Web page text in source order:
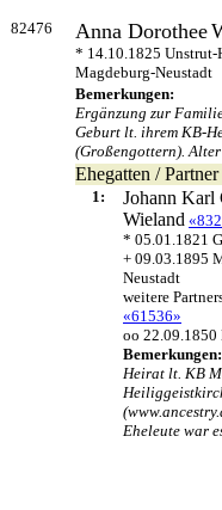
82476 Anna Dorothee
* 14.10.1825 Unstrut-
Magdeburg-Neustadt
Bemerkungen:
Ergänzung zur
Geburt lt. ihrem KB-
(Großengottern).
Ehegatten / Partner
1:
Johann Karl
Wieland
* 05.01.1821
+ 09.03.1895
Neustadt
weitere
«61536»
oo 22.09.1850
Bemerkungen:
Heirat lt. KB
Eheleute war